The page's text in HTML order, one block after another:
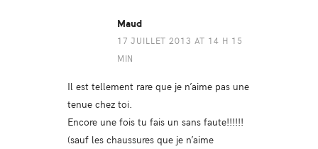
Maud
17 JUILLET 2013 AT 14 H 15
MIN
Il est tellement rare que je n’aime pas une
tenue chez toi.
Encore une fois tu fais un sans faute!!!!!!
(sauf les chaussures que je n’aime